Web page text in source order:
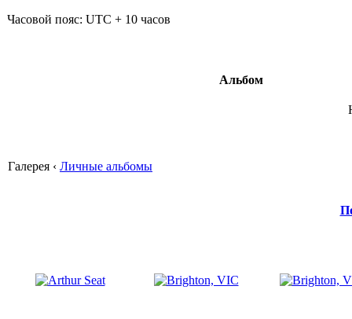
Часовой пояс: UTC + 10 часов
Альбом
Галерея ‹ Личные альбомы